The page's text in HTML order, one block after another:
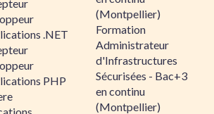
.NET
PHP
(Montpellier)
Formation
Administrateur
d'Infrastructures
Sécurisées - Bac+3
en continu
(Montpellier)